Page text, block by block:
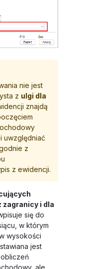
nie jest
z ulgi dla
znajdą
uwzględniać
z
z ewidencji.
zagranicy i dla
się do
w którym
wysokości
jest
ale